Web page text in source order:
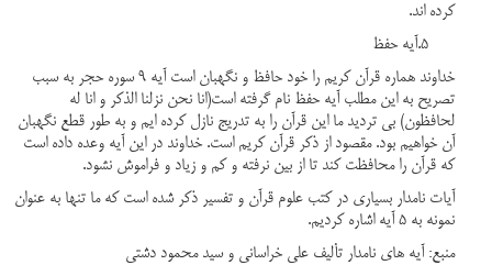
کرده اند.
5.آیه حفظ
خداوند هماره قرآن کریم را خود حافظ و نگهبان است آیه 9 سوره حجر به سبب
تصریح به این مطلب آیه حفظ نام گرفته است(انا نحن نزلنا الذکر و انا له
لحافظون) بی تردید ما این قرآن را به تدریج نازل کرده ایم و به طور قطع نگهبان
آن خواهیم بود. مقصود از ذکر قرآن کریم است. خداوند در این آیه وعده داده است
که قرآن را محافظت کند تا از بین نرفته و کم و زیاد و فراموش نشود.
آیات نامدار بسیاری در کتب علوم قرآن و تفسیر ذکر شده است که ما تنها به عنوان
نمونه به 5 آیه اشاره کردیم.
منبع: آیه های نامدار تألیف علی خراسانی و سید محمود دشتی